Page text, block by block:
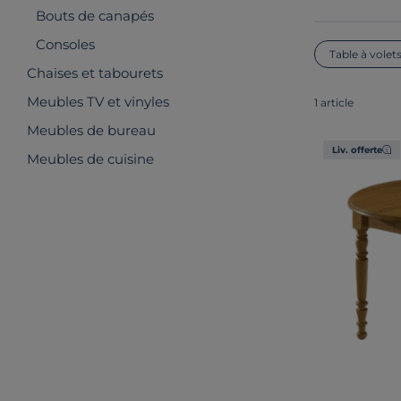
Bouts de canapés
Consoles
Chaises et tabourets
Meubles TV et vinyles
Meubles de bureau
Meubles de cuisine
Table à volets
1 article
Liv. offerte